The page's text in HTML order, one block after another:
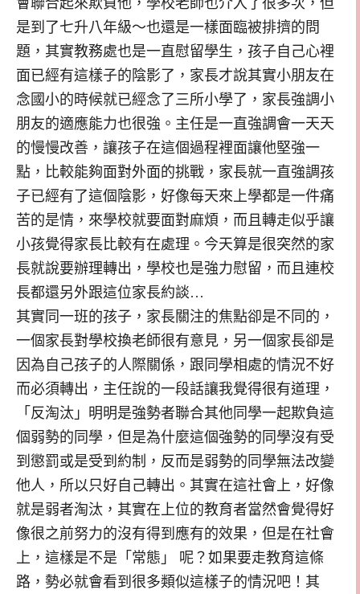
會聯合起來欺負他，學校老師也介入了很多次，但
是到了七升八年級～也還是一樣面臨被排擠的問
題，其實教務處也是一直慰留學生，孩子自己心裡
面已經有這樣子的陰影了，家長才說其實小朋友在
念國小的時候就已經念了三所小學了，家長強調小
朋友的適應能力也很強。主任是一直強調會一天天
的慢慢改善，讓孩子在這個過程裡面讓他堅強一
點，比較能夠面對外面的挑戰，家長就一直強調孩
子已經有了這個陰影，好像每天來上學都是一件痛
苦的是情，來學校就要面對麻煩，而且轉走似乎讓
小孩覺得家長比較有在處理。今天算是很突然的家
長就說要辦理轉出，學校也是強力慰留，而且連校
長都還另外跟這位家長約談…
其實同一班的孩子，家長關注的焦點卻是不同的，
一個家長對學校換老師很有意見，另一個家長卻是
因為自己孩子的人際關係，跟同學相處的情況不好
而必須轉出，主任說的一段話讓我覺得很有道理，
「反淘汰」明明是強勢者聯合其他同學一起欺負這
個弱勢的同學，但是為什麼這個強勢的同學沒有受
到懲罰或是受到約制，反而是弱勢的同學無法改變
他人，所以只好自己轉出。其實在這社會上，好像
就是弱者淘汰，其實在上位的教育者當然會覺得好
像很之前努力的沒有得到應有的效果，但是在社會
上，這樣是不是「常態」 呢？如果要走教育這條
路，勢必就會看到很多類似這樣子的情況吧！其